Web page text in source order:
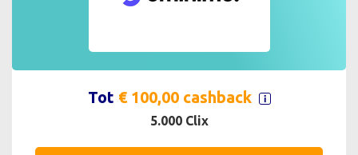
Tot € 100,00 cashback
5.000 Clix